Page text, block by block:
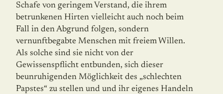
Schafe von geringem Verstand, die ihrem
betrunkenen Hirten vielleicht auch noch beim
Fall in den Abgrund folgen, sondern
vernunftbegabte Menschen mit freiem Willen.
Als solche sind sie nicht von der
Gewissenspflicht entbunden, sich dieser
beunruhigenden Möglichkeit des „schlechten
Papstes“ zu stellen und und ihr eigenes Handeln